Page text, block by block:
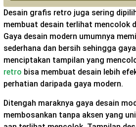
Desain grafis retro juga sering
membuat desain terlihat mencolok
Gaya desain modern umumnya
sederhana dan bersih sehingga
menciptakan tampilan yang
retro bisa membuat desain lebih
perhatian daripada gaya modern.
Ditengah maraknya gaya desain
membosankan tanpa aksen yang